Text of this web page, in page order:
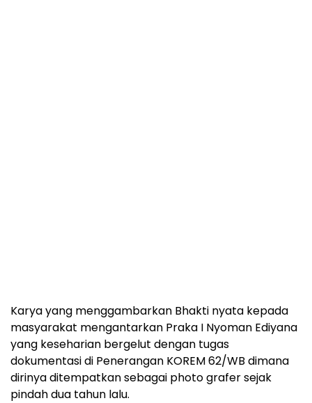
Karya yang menggambarkan Bhakti nyata kepada
masyarakat mengantarkan Praka I Nyoman Ediyana
yang keseharian bergelut dengan tugas
dokumentasi di Penerangan KOREM 62/WB dimana
dirinya ditempatkan sebagai photo grafer sejak
pindah dua tahun lalu.